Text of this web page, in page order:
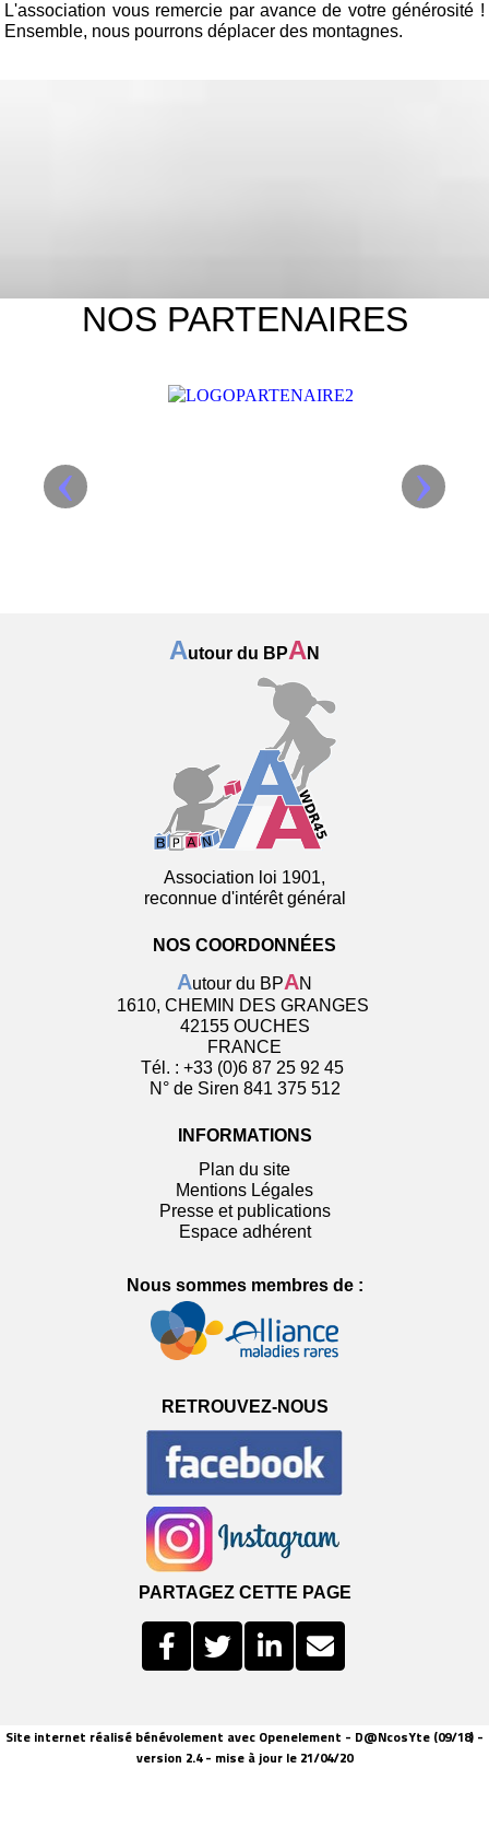
L'association vous remercie par avance de votre générosité !
Ensemble, nous pourrons déplacer des montagnes.
NOS PARTENAIRES
‹ ›
Autour du BPAN
Association loi 1901,
reconnue d'intérêt général
NOS COORDONNÉES
Autour du BPAN
1610, CHEMIN DES GRANGES
42155 OUCHES
FRANCE
Tél. : +33 (0)6 87 25 92 45
N° de Siren 841 375 512
INFORMATIONS
Plan du site
Mentions Légales
Presse et publications
Espace adhérent
Nous sommes membres de :
RETROUVEZ-NOUS
PARTAGEZ CETTE PAGE
Site internet réalisé bénévolement avec Openelement - D@NcosYte (09/18) -
version 2.4 - mise à jour le 21/04/20